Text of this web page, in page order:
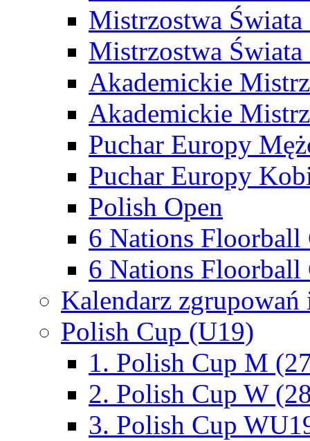
Mistrzostwa
Mistrzostwa
Akademickie
Akademickie
Puchar Europy
Puchar Europy
Polish Open
6 Nations Floorball
6 Nations Floorball
Kalendarz
Polish Cup (U19)
1. Polish Cup M
2. Polish Cup W
3. Polish Cup